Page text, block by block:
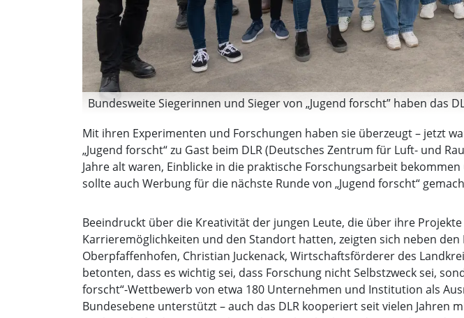
Bundesweite Siegerinnen und Sieger von „Jugend forscht” haben das
Mit ihren Experimenten und Forschungen haben sie überzeugt – jetzt
„Jugend forscht“ zu Gast beim DLR (Deutsches Zentrum für Luft- und
Jahre alt waren, Einblicke in die praktische Forschungsarbeit
sollte auch Werbung für die nächste Runde von „Jugend forscht“
Beeindruckt über die Kreativität der jungen Leute, die über ihre
Karrieremöglichkeiten und den Standort hatten, zeigten sich neben
Oberpfaffenhofen, Christian Juckenack, Wirtschaftsförderer des
betonten, dass es wichtig sei, dass Forschung nicht Selbstzweck sei,
forscht“-Wettbewerb von etwa 180 Unternehmen und Institution als
Bundesebene unterstützt – auch das DLR kooperiert seit vielen Jahren